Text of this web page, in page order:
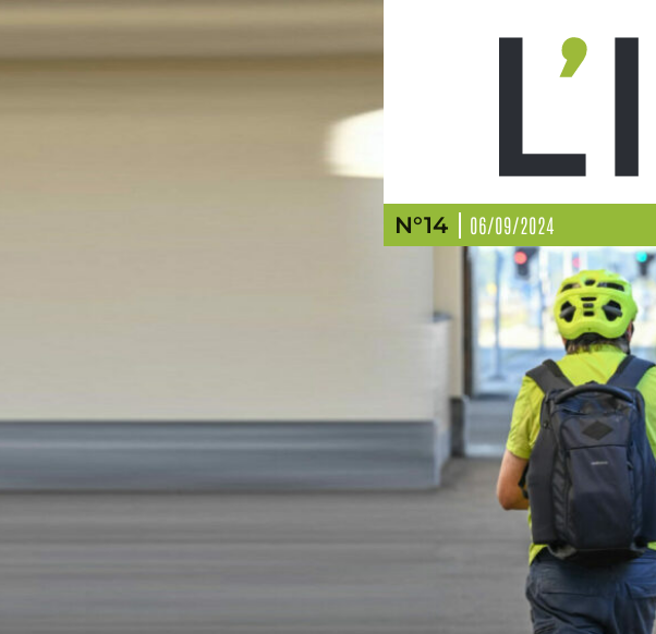
N°14 06/09/2024